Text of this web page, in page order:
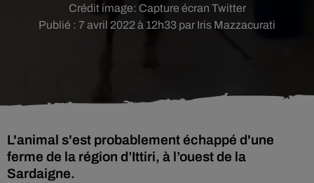
Publié : 7 avril 2022 à 12h33 par Iris Mazzacurati
Crédit image: Capture écran Twitter
L'animal s'est probablement échappé d'une
ferme de la région d’Ittiri, à l’ouest de la
Sardaigne.